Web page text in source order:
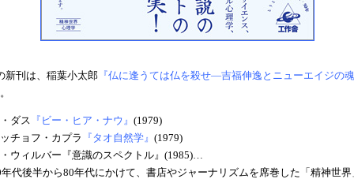
新刊は、稲葉小太郎 『仏に逢うては仏を殺せ—吉福伸逸とニューエイジの
。
ダス 『ビー・ヒア・ナウ』 (1979)
チョフ・カプラ
『タオ自然学』 (1979)
ウィルバー『意識のスペクトル』(1985)…
年代後半から80年代にかけて、書店やジャーナリズムを席巻した「精神世界